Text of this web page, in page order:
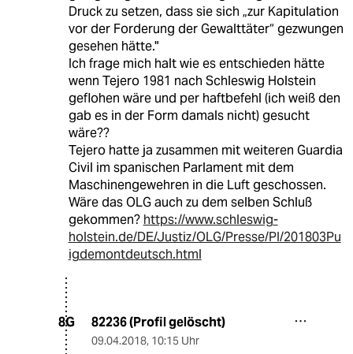
Druck zu setzen, dass sie sich „zur Kapitulation
vor der Forderung der Gewalttäter“ gezwungen
gesehen hätte."
Ich frage mich halt wie es entschieden hätte
wenn Tejero 1981 nach Schleswig Holstein
geflohen wäre und per haftbefehl (ich weiß den
gab es in der Form damals nicht) gesucht
wäre??
Tejero hatte ja zusammen mit weiteren Guardia
Civil im spanischen Parlament mit dem
Maschinengewehren in die Luft geschossen.
Wäre das OLG auch zu dem selben Schluß
gekommen? https://www.schleswig-
holstein.de/DE/Justiz/OLG/Presse/PI/201803Pu
igdemontdeutsch.html
8G 82236 (Profil gelöscht)
09.04.2018, 10:15 Uhr